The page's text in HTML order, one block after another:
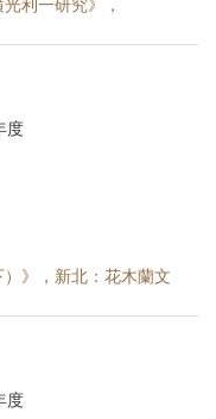
利一研究》，
度
）》，新北：花木蘭文
度